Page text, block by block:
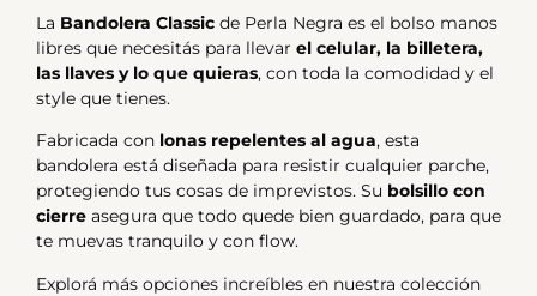
La Bandolera Classic de Perla Negra es el bolso manos
libres que necesitás para llevar el celular, la billetera,
las llaves y lo que quieras, con toda la comodidad y el
style que tienes.
Fabricada con lonas repelentes al agua, esta
bandolera está diseñada para resistir cualquier parche,
protegiendo tus cosas de imprevistos. Su bolsillo con
cierre asegura que todo quede bien guardado, para que
te muevas tranquilo y con flow.
Explorá más opciones increíbles en nuestra colección